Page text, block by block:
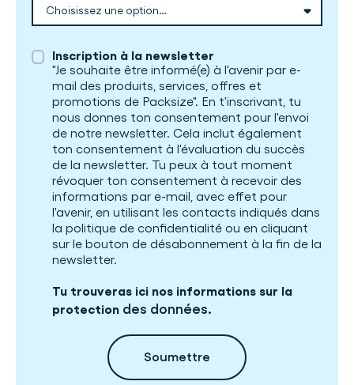
Inscription à la newsletter
"Je souhaite être informé(e) à l'avenir par e-
mail des produits, services, offres et
promotions de Packsize". En t'inscrivant, tu
nous donnes ton consentement pour l'envoi
de notre newsletter. Cela inclut également
ton consentement à l'évaluation du succès
de la newsletter. Tu peux à tout moment
révoquer ton consentement à recevoir des
informations par e-mail, avec effet pour
l'avenir, en utilisant les contacts indiqués dans
la politique de confidentialité ou en cliquant
sur le bouton de désabonnement à la fin de la
newsletter.
Tu trouveras ici nos informations sur la
protection des données.